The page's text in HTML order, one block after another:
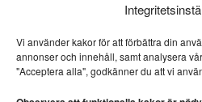
Vi använder kakor för att förbättra din
annonser och innehåll, samt analysera
"Acceptera alla", godkänner du att vi